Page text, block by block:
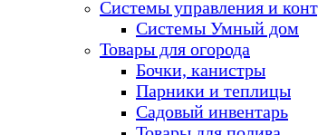
Системы управления и
Системы Умный дом
Товары для огорода
Бочки, канистры
Парники и теплицы
Садовый инвентарь